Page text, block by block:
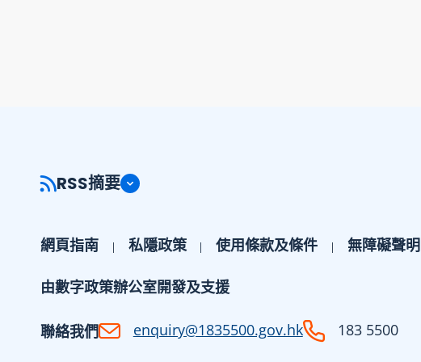
RSS摘要
網頁指南 私隱政策 使用條款及條件 無障礙聲明
由數字政策辦公室開發及支援
聯絡我們 enquiry@1835500.gov.hk 183 5500